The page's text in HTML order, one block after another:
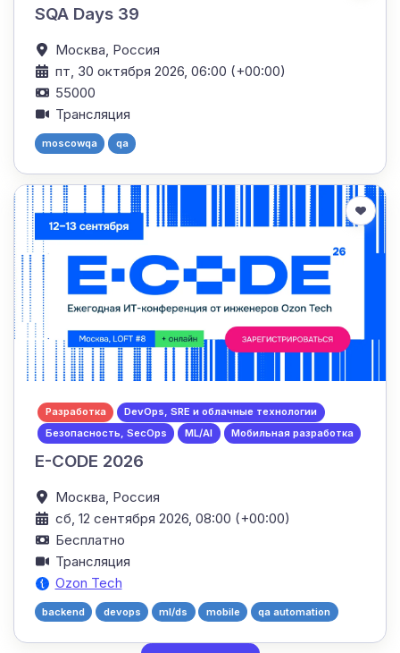
SQA Days 39
Москва, Россия
пт, 30 октября 2026, 06:00 (+00:00)
55000
Трансляция
moscowqa qa
Разработка
DevOps, SRE и облачные технологии
Безопасность, SecOps
ML/AI Мобильная разработка
E-CODE 2026
Москва, Россия
сб, 12 сентября 2026, 08:00 (+00:00)
Бесплатно
Трансляция
Ozon Tech
backend devops ml/ds mobile qa automation